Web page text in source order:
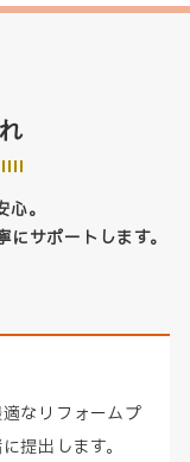
。
サポートします。
なリフォームプ
提出します。